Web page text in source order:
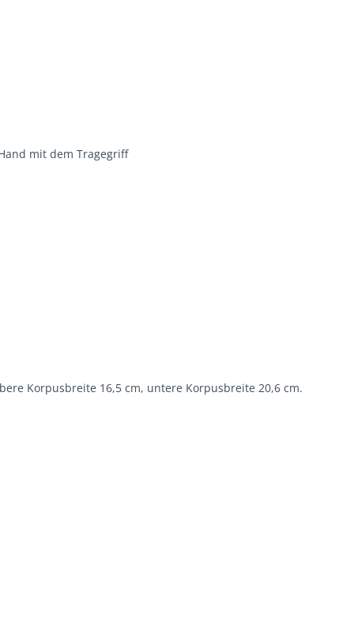
mit dem Tragegriff
Korpusbreite 16,5 cm, untere Korpusbreite 20,6 cm.